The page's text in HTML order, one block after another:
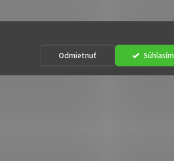
Odmietnuť Súhlasím